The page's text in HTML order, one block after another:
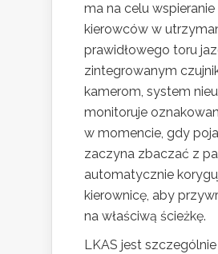
ma na celu wspieranie
kierowców w
prawidłowego toru
zintegrowanym
kamerom, system
monitoruje
w momencie, gdy
zaczyna zbaczać z
automatycznie
kierownicę, aby
na właściwą ścieżkę.
LKAS jest szczególnie